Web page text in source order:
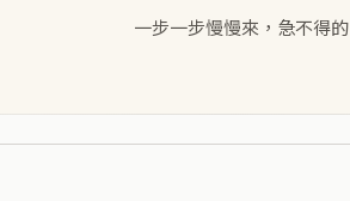
一步一步慢慢來，急不得的